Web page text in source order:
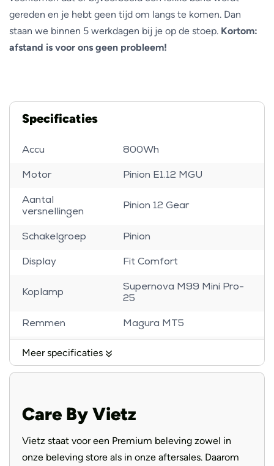
gereden en je hebt geen tijd om langs te komen. Dan
staan we binnen 5 werkdagen bij je op de stoep. Kortom:
afstand is voor ons geen probleem!
Specificaties
Accu 800Wh
Motor Pinion E1.12 MGU
Aantal
versnellingen
Pinion 12 Gear
Schakelgroep Pinion
Display Fit Comfort
Koplamp
Supernova M99 Mini Pro-
25
Remmen Magura MT5
Banden
Voorvork Fox AWL 34
Selle Royal New Lookin
Male Eco
Aandrijving Riem
Meer specificaties
Care By Vietz
Vietz staat voor een Premium beleving zowel in
onze beleving store als in onze aftersales. Daarom